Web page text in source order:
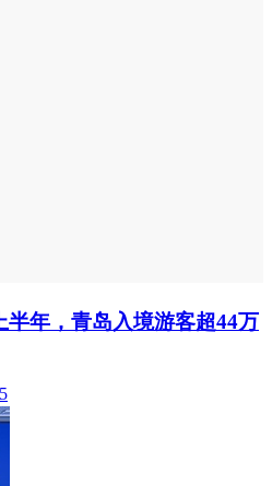
锦沁建筑劳务）、软装（波涛软
少多方协调的沟通成本和责任推
付，安心入住”。